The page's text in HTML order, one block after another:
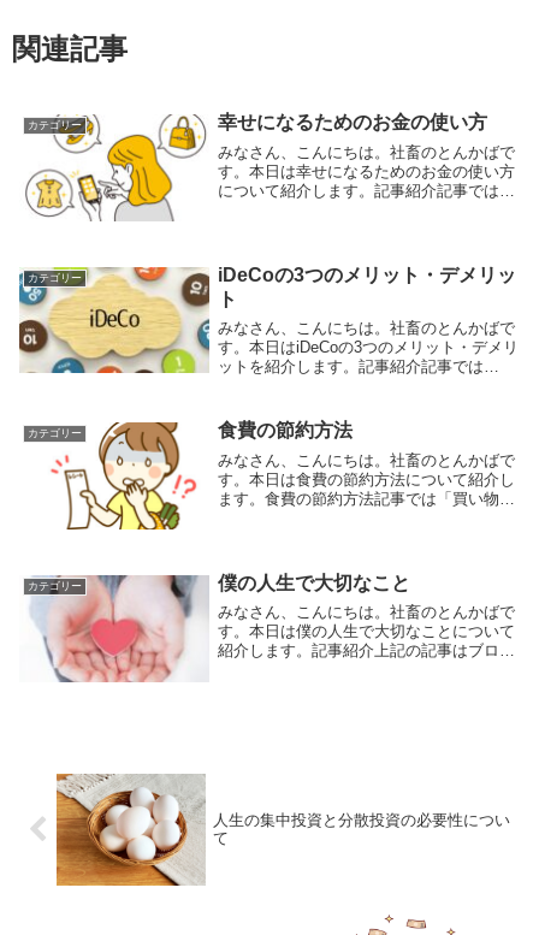
関連記事
カテゴリー 幸せになるためのお金の使い方
みなさん、こんにちは。社畜のとんかばで
す。本日は幸せになるためのお金の使い方
について紹介します。記事紹介記事では幸
で大切な考え...
カテゴリー
iDeCoの3つのメリット・デメリッ
ト
みなさん、こんにちは。社畜のとんかばで
す。本日はiDeCoの3つのメリット・デメリ
ットを紹介します。記事紹介記事では
iDeCoの３つのメリット・デメリットまず
iDeC...
カテゴリー 食費の節約方法
みなさん、こんにちは。社畜のとんかばで
す。本日は食費の節約方法について紹介し
ます。食費の節約方法記事では「買い物で
するコツ8選...
カテゴリー 僕の人生で大切なこと
みなさん、こんにちは。社畜のとんかばで
す。本日は僕の人生で大切なことについて
紹介します。記事紹介上記の記事はブロ
人生の集中投資と分散投資の必要性につい
て